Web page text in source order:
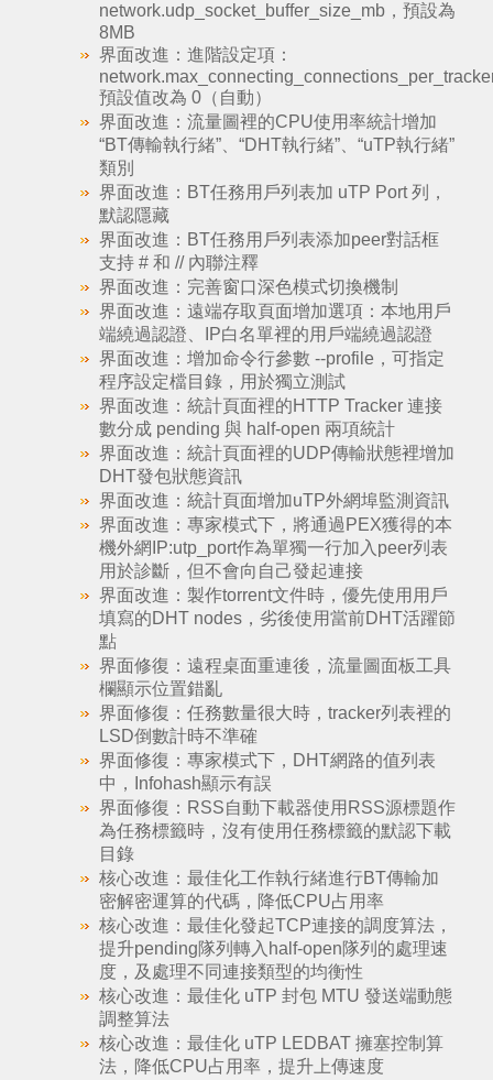
network.udp_socket_buffer_size_mb，預設為
8MB
界面改進：進階設定項：
預設值改為 0（自動）
界面改進：流量圖裡的CPU使用率統計增加
“BT傳輸執行緒”、“DHT執行緒”、“uTP執行緒”
類別
界面改進：BT任務用戶列表加 uTP Port 列，
默認隱藏
界面改進：BT任務用戶列表添加peer對話框
支持 # 和 // 內聯注釋
界面改進：完善窗口深色模式切換機制
界面改進：遠端存取頁面增加選項：本地用戶
端繞過認證、IP白名單裡的用戶端繞過認證
界面改進：增加命令行參數 --profile，可指定
程序設定檔目錄，用於獨立測試
界面改進：統計頁面裡的HTTP Tracker 連接
數分成 pending 與 half-open 兩項統計
界面改進：統計頁面裡的UDP傳輸狀態裡增加
DHT發包狀態資訊
界面改進：統計頁面增加uTP外網埠監測資訊
界面改進：專家模式下，將通過PEX獲得的本
機外網IP:utp_port作為單獨一行加入peer列表
用於診斷，但不會向自己發起連接
界面改進：製作torrent文件時，優先使用用戶
填寫的DHT nodes，劣後使用當前DHT活躍節
點
界面修復：遠程桌面重連後，流量圖面板工具
欄顯示位置錯亂
界面修復：任務數量很大時，tracker列表裡的
LSD倒數計時不準確
界面修復：專家模式下，DHT網路的值列表
中，Infohash顯示有誤
界面修復：RSS自動下載器使用RSS源標題作
為任務標籤時，沒有使用任務標籤的默認下載
目錄
核心改進：最佳化工作執行緒進行BT傳輸加
密解密運算的代碼，降低CPU占用率
核心改進：最佳化發起TCP連接的調度算法，
提升pending隊列轉入half-open隊列的處理速
度，及處理不同連接類型的均衡性
核心改進：最佳化 uTP 封包 MTU 發送端動態
調整算法
核心改進：最佳化 uTP LEDBAT 擁塞控制算
法，降低CPU占用率，提升上傳速度